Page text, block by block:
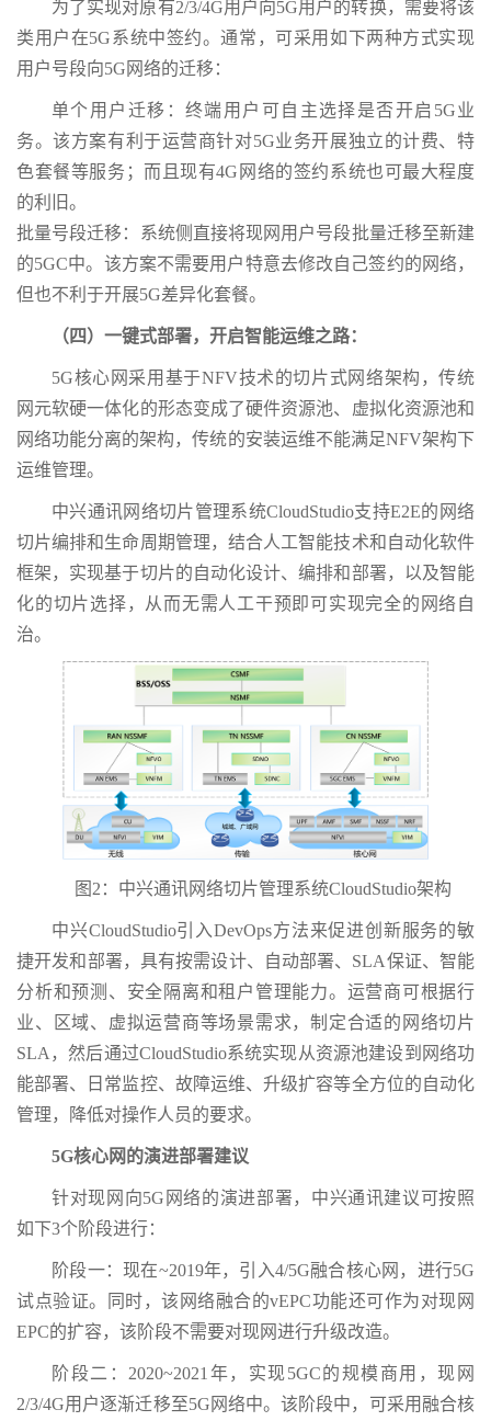
为了实现对原有2/3/4G用户向5G用户的转换，需要将该
类用户在5G系统中签约。通常，可采用如下两种方式实现
用户号段向5G网络的迁移：
单个用户迁移：终端用户可自主选择是否开启5G业
务。该方案有利于运营商针对5G业务开展独立的计费、特
色套餐等服务；而且现有4G网络的签约系统也可最大程度
的利旧。
批量号段迁移：系统侧直接将现网用户号段批量迁移至新建
的5GC中。该方案不需要用户特意去修改自己签约的网络，
但也不利于开展5G差异化套餐。
（四）一键式部署，开启智能运维之路：
5G核心网采用基于NFV技术的切片式网络架构，传统
网元软硬一体化的形态变成了硬件资源池、虚拟化资源池和
网络功能分离的架构，传统的安装运维不能满足NFV架构下
运维管理。
中兴通讯网络切片管理系统CloudStudio支持E2E的网络
切片编排和生命周期管理，结合人工智能技术和自动化软件
框架，实现基于切片的自动化设计、编排和部署，以及智能
化的切片选择，从而无需人工干预即可实现完全的网络自
治。
图2：中兴通讯网络切片管理系统CloudStudio架构
中兴CloudStudio引入DevOps方法来促进创新服务的敏
捷开发和部署，具有按需设计、自动部署、SLA保证、智能
分析和预测、安全隔离和租户管理能力。运营商可根据行
业、区域、虚拟运营商等场景需求，制定合适的网络切片
SLA，然后通过CloudStudio系统实现从资源池建设到网络功
能部署、日常监控、故障运维、升级扩容等全方位的自动化
管理，降低对操作人员的要求。
5G核心网的演进部署建议
针对现网向5G网络的演进部署，中兴通讯建议可按照
如下3个阶段进行：
阶段一：现在~2019年，引入4/5G融合核心网，进行5G
试点验证。同时，该网络融合的vEPC功能还可作为对现网
EPC的扩容，该阶段不需要对现网进行升级改造。
阶段二：2020~2021年，实现5GC的规模商用，现网
2/3/4G用户逐渐迁移至5G网络中。该阶段中，可采用融合核